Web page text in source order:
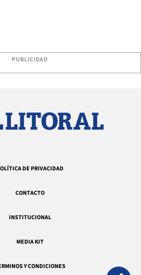
PUBLICIDAD
DE PRIVACIDAD
CONTACTO
INSTITUCIONAL
MEDIA KIT
Y CONDICIONES